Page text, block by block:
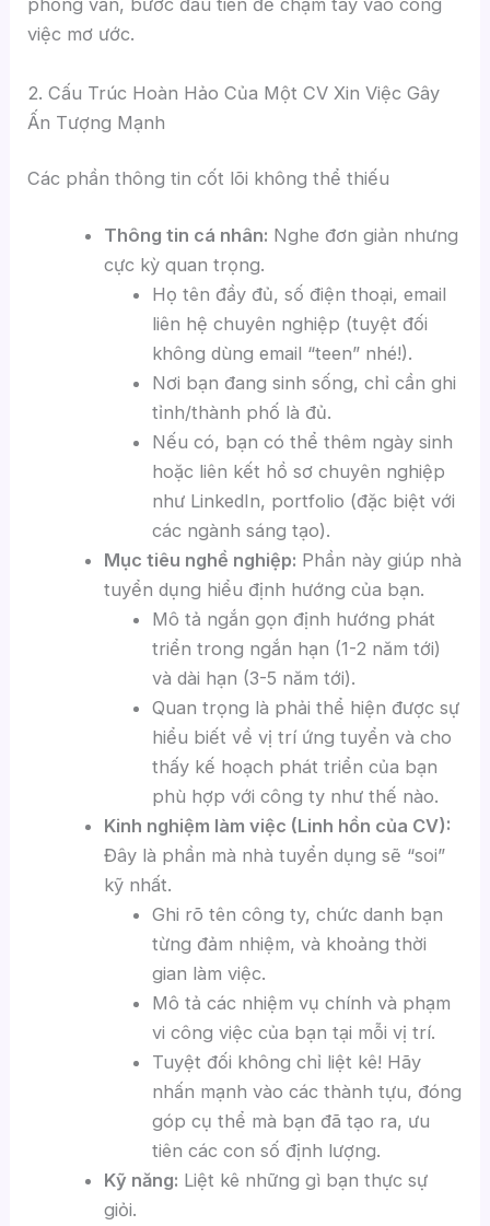
phỏng vấn, bước đầu tiên để chạm tay vào công
việc mơ ước.
2. Cấu Trúc Hoàn Hảo Của Một CV Xin Việc Gây
Ấn Tượng Mạnh
Các phần thông tin cốt lõi không thể thiếu
Thông tin cá nhân: Nghe đơn giản nhưng
cực kỳ quan trọng.
Họ tên đầy đủ, số điện thoại, email
liên hệ chuyên nghiệp (tuyệt đối
không dùng email “teen” nhé!).
Nơi bạn đang sinh sống, chỉ cần ghi
tỉnh/thành phố là đủ.
Nếu có, bạn có thể thêm ngày sinh
hoặc liên kết hồ sơ chuyên nghiệp
như LinkedIn, portfolio (đặc biệt với
các ngành sáng tạo).
Mục tiêu nghề nghiệp: Phần này giúp nhà
tuyển dụng hiểu định hướng của bạn.
Mô tả ngắn gọn định hướng phát
triển trong ngắn hạn (1-2 năm tới)
và dài hạn (3-5 năm tới).
Quan trọng là phải thể hiện được sự
hiểu biết về vị trí ứng tuyển và cho
thấy kế hoạch phát triển của bạn
phù hợp với công ty như thế nào.
Kinh nghiệm làm việc (Linh hồn của CV):
Đây là phần mà nhà tuyển dụng sẽ “soi”
kỹ nhất.
Ghi rõ tên công ty, chức danh bạn
từng đảm nhiệm, và khoảng thời
gian làm việc.
Mô tả các nhiệm vụ chính và phạm
vi công việc của bạn tại mỗi vị trí.
Tuyệt đối không chỉ liệt kê! Hãy
nhấn mạnh vào các thành tựu, đóng
góp cụ thể mà bạn đã tạo ra, ưu
tiên các con số định lượng.
Kỹ năng: Liệt kê những gì bạn thực sự
giỏi.